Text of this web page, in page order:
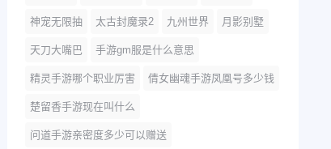
神宠无限抽 太古封魔录2 九州世界 月影别墅
天刀大嘴巴 手游gm服是什么意思
精灵手游哪个职业厉害 倩女幽魂手游凤凰号多少钱
楚留香手游现在叫什么
问道手游亲密度多少可以赠送